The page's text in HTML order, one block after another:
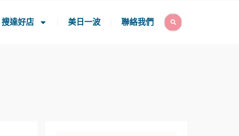
搜達好店 美日一波 聯絡我們
Search